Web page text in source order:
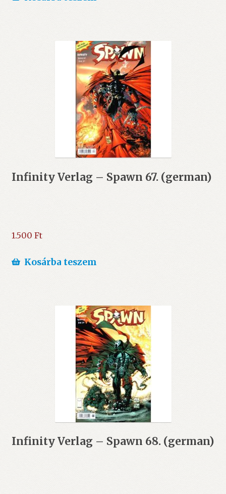
Infinity Verlag – Spawn 67. (german)
1.500 Ft
Kosárba teszem
Infinity Verlag – Spawn 68. (german)